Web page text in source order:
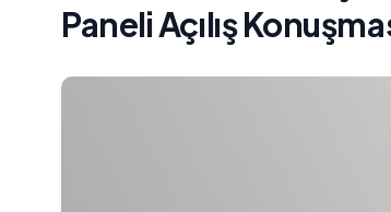
Paneli Açılış